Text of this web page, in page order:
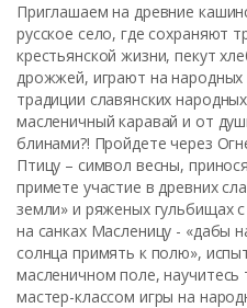
Приглашаем на древние
русское село, где сохраняют
крестьянской жизни, пекут
дрожжей, играют на
традиции славянских
масленичный каравай и от
блинами?! Пройдете через
Птицу – символ весны,
примете участие в древних
земли» и ряженых гульбищах
на санках Масленицу - «дабы
солнца примять к полю»,
масленичном поле, научитесь
мастер-классом игры на